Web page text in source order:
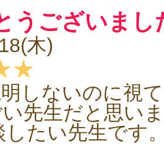
うございまし
木)
しないのに視
先生だと思い
したい先生です